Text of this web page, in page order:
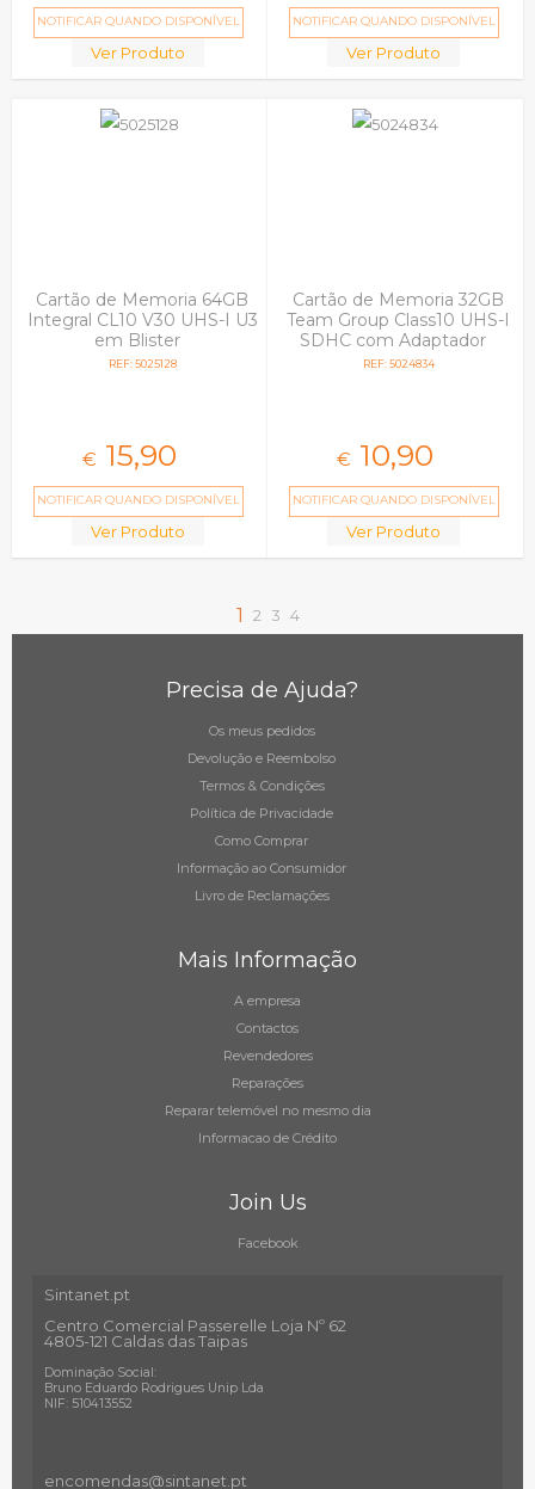
NOTIFICAR QUANDO DISPONÍVEL
Ver Produto
NOTIFICAR QUANDO DISPONÍVEL
Ver Produto
Cartão de Memoria 64GB
Integral CL10 V30 UHS-I U3
em Blister
REF: 5025128
€ 15,90
NOTIFICAR QUANDO DISPONÍVEL
Ver Produto
Cartão de Memoria 32GB
Team Group Class10 UHS-I
SDHC com Adaptador
REF: 5024834
€ 10,90
NOTIFICAR QUANDO DISPONÍVEL
Ver Produto
1 2 3 4
Precisa de Ajuda?
Os meus pedidos
Devolução e Reembolso
Termos & Condições
Política de Privacidade
Como Comprar
Informação ao Consumidor
Livro de Reclamações
Mais Informação
A empresa
Contactos
Revendedores
Reparações
Reparar telemóvel no mesmo dia
Informacao de Crédito
Join Us
Facebook
Sintanet.pt
Centro Comercial Passerelle Loja Nº 62
4805-121 Caldas das Taipas
Dominação Social:
Bruno Eduardo Rodrigues Unip Lda
NIF: 510413552
encomendas@sintanet .pt